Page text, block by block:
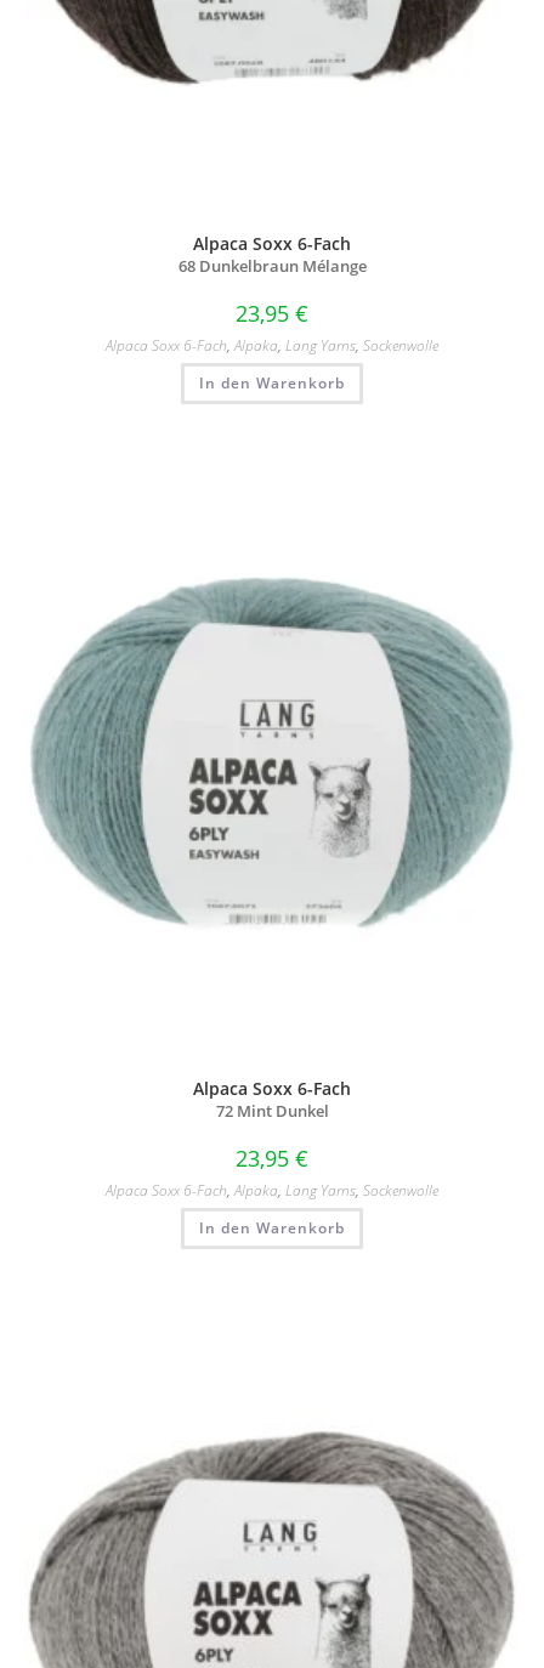
Alpaca Soxx 6-Fach
68 Dunkelbraun Mélange
23,95 €
Alpaca Soxx 6-Fach,Alpaka, Lang Yarns, Sockenwolle
In den Warenkorb
Alpaca Soxx 6-Fach
72 Mint Dunkel
23,95 €
Alpaca Soxx 6-Fach,Alpaka, Lang Yarns, Sockenwolle
In den Warenkorb